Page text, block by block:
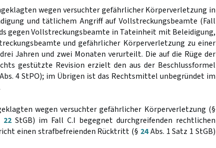
wegen versuchter gefährlicher Körperverletzung in
und tätlichem Angriff auf Vollstreckungsbeamte (Fall
gegen Vollstreckungsbeamte in Tateinheit mit Beleidigung,
und gefährlicher Körperverletzung zu einer
Jahren und zwei Monaten verurteilt. Die auf die Rüge der
gestützte Revision erzielt den aus der Beschlussformel
4 StPO); im Übrigen ist das Rechtsmittel unbegründet im
wegen versuchter gefährlicher Körperverletzung (§
22 StGB) im Fall C.I begegnet durchgreifenden rechtlichen
einen strafbefreienden Rücktritt (§ 24Abs. 1 Satz 1 StGB)